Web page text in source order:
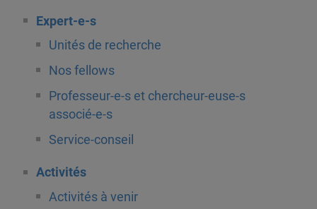
Expert-e-s
Unités de recherche
Nos fellows
Professeur-e-s et chercheur-euse-s
associé-e-s
Service-conseil
Activités
Activités à venir